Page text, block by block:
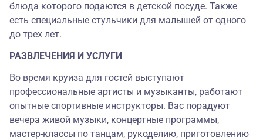
блюда которого подаются в детской посуде. Также
есть специальные стульчики для малышей от одного
до трех лет.
РАЗВЛЕЧЕНИЯ И УСЛУГИ
Во время круиза для гостей выступают
профессиональные артисты и музыканты, работают
опытные спортивные инструкторы. Вас порадуют
вечера живой музыки, концертные программы,
мастер-классы по танцам, рукоделию, приготовлению